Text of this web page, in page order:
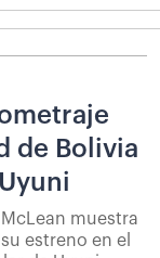
de Bolivia
muestra
estreno en el